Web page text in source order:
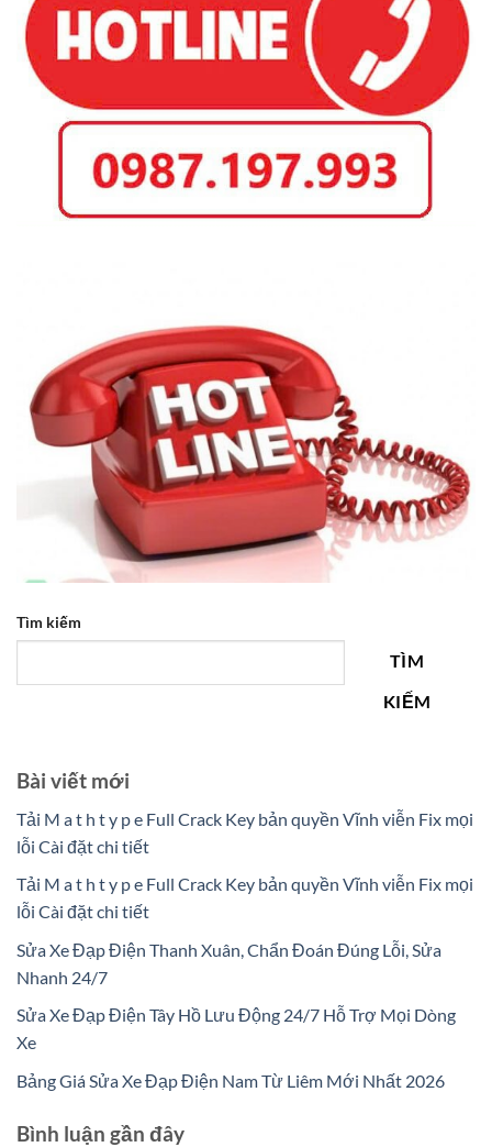
Tìm kiếm
TÌM
KIẾM
Bài viết mới
Tải M a t h t y p e Full Crack Key bản quyền Vĩnh viễn Fix mọi
lỗi Cài đặt chi tiết
Tải M a t h t y p e Full Crack Key bản quyền Vĩnh viễn Fix mọi
lỗi Cài đặt chi tiết
Sửa Xe Đạp Điện Thanh Xuân, Chẩn Đoán Đúng Lỗi, Sửa
Nhanh 24/7
Sửa Xe Đạp Điện Tây Hồ Lưu Động 24/7 Hỗ Trợ Mọi Dòng
Xe
Bảng Giá Sửa Xe Đạp Điện Nam Từ Liêm Mới Nhất 2026
Bình luận gần đây